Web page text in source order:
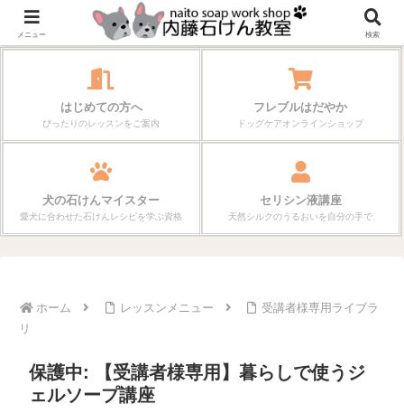
作る楽しさが、毎日の暮らしを変えていく。
はじめての方へ
ぴったりのレッスンをご案内
フレブルはだやか
ドッグケアオンラインショップ
犬の石けんマイスター
愛犬に合わせた石けんレシピを学ぶ資格
セリシン液講座
天然シルクのうるおいを自分の手で
ホーム レッスンメニュー
受講者様専用ライブラ
リ
保護中: 【受講者様専用】暮らしで使うジ
ェルソープ講座
メニュー 検索